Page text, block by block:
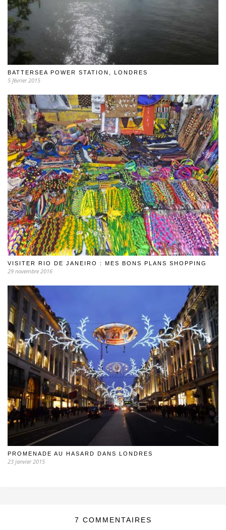
BATTERSEA POWER STATION, LONDRES
5 février 2015
VISITER RIO DE JANEIRO : MES BONS PLANS SHOPPING
29 novembre 2016
PROMENADE AU HASARD DANS LONDRES
23 janvier 2015
7 COMMENTAIRES